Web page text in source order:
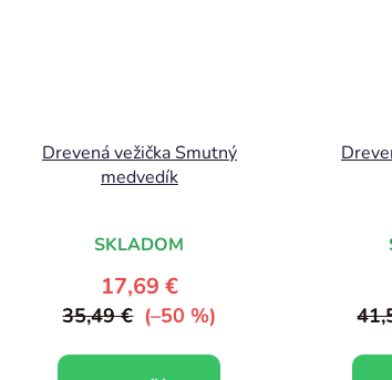
Drevená vežička Smutný
medvedík
SKLADOM
17,69 €
35,49 € (–50 %)